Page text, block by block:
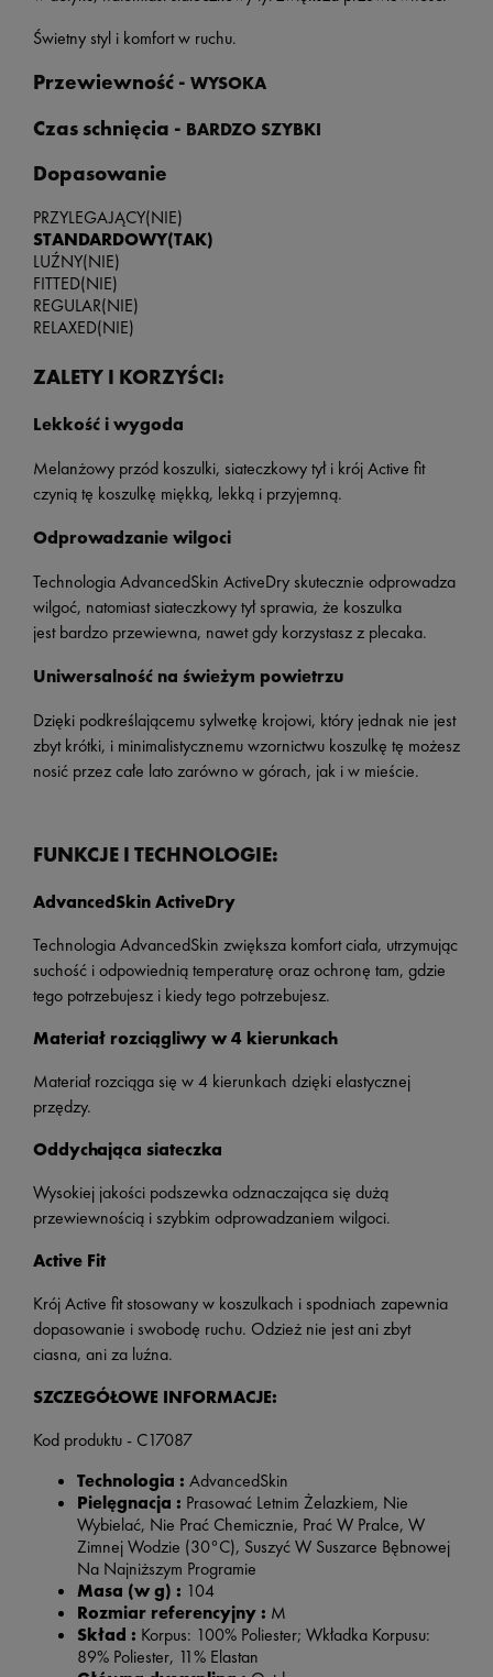
Świetny styl i komfort w ruchu.
Przewiewność - WYSOKA
Czas schnięcia - BARDZO SZYBKI
Dopasowanie
PRZYLEGAJĄCY(NIE)
STANDARDOWY(TAK)
LUŹNY(NIE)
FITTED(NIE)
REGULAR(NIE)
RELAXED(NIE)
ZALETY I KORZYŚCI:
Lekkość i wygoda
Melanżowy przód koszulki, siateczkowy tył i krój Active fit
czynią tę koszulkę miękką, lekką i przyjemną.
Odprowadzanie wilgoci
Technologia AdvancedSkin ActiveDry skutecznie odprowadza
wilgoć, natomiast siateczkowy tył sprawia, że koszulka
jest bardzo przewiewna, nawet gdy korzystasz z plecaka.
Uniwersalność na świeżym powietrzu
Dzięki podkreślającemu sylwetkę krojowi, który jednak nie jest
zbyt krótki, i minimalistycznemu wzornictwu koszulkę tę możesz
nosić przez całe lato zarówno w górach, jak i w mieście.
FUNKCJE I TECHNOLOGIE:
AdvancedSkin ActiveDry
Technologia AdvancedSkin zwiększa komfort ciała, utrzymując
suchość i odpowiednią temperaturę oraz ochronę tam, gdzie
tego potrzebujesz i kiedy tego potrzebujesz.
Materiał rozciągliwy w 4 kierunkach
Materiał rozciąga się w 4 kierunkach dzięki elastycznej
przędzy.
Oddychająca siateczka
Wysokiej jakości podszewka odznaczająca się dużą
przewiewnością i szybkim odprowadzaniem wilgoci.
Active Fit
Krój Active fit stosowany w koszulkach i spodniach zapewnia
dopasowanie i swobodę ruchu. Odzież nie jest ani zbyt
ciasna, ani za luźna.
SZCZEGÓŁOWE INFORMACJE:
Kod produktu - C17087
Technologia : AdvancedSkin
Pielęgnacja : Prasować Letnim Żelazkiem, Nie
Wybielać, Nie Prać Chemicznie, Prać W Pralce, W
Zimnej Wodzie (30°C), Suszyć W Suszarce Bębnowej
Na Najniższym Programie
Masa (w g) : 104
Rozmiar referencyjny : M
Skład : Korpus: 100% Poliester; Wkładka Korpusu:
89% Poliester, 11% Elastan